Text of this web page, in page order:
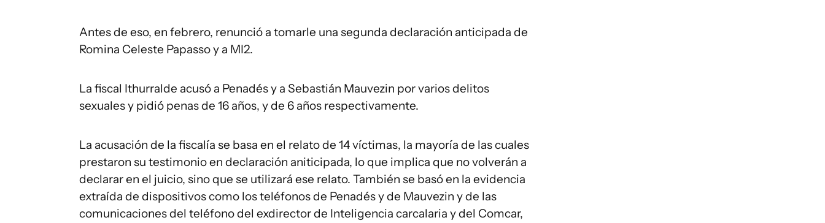
Antes de eso, en febrero, renunció a tomarle una segunda declaración anticipada de
Romina Celeste Papasso y a MI2.
La fiscal Ithurralde acusó a Penadés y a Sebastián Mauvezin por varios delitos
sexuales y pidió penas de 16 años, y de 6 años respectivamente.
La acusación de la fiscalía se basa en el relato de 14 víctimas, la mayoría de las cuales
prestaron su testimonio en declaración aniticipada, lo que implica que no volverán a
declarar en el juicio, sino que se utilizará ese relato. También se basó en la evidencia
extraída de dispositivos como los teléfonos de Penadés y de Mauvezin y de las
comunicaciones del teléfono del exdirector de Inteligencia carcalaria y del Comcar,